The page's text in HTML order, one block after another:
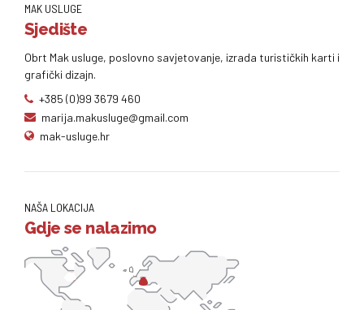
MAK USLUGE
Sjedište
Obrt Mak usluge, poslovno savjetovanje, izrada turističkih karti i
grafički dizajn.
+385 (0)99 3679 460
marija.makusluge@gmail.com
mak-usluge.hr
NAŠA LOKACIJA
Gdje se nalazimo